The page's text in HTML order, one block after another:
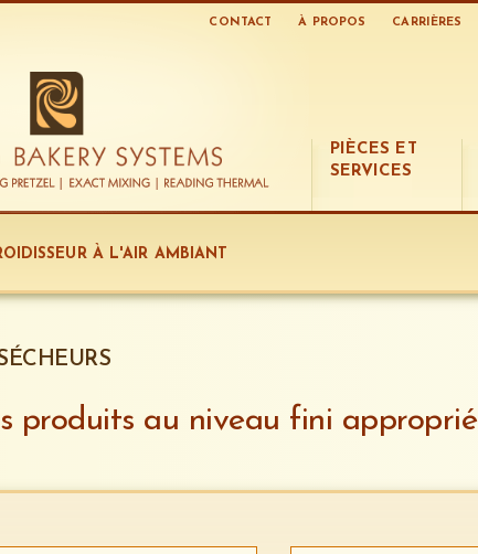
CONTACT À PROPOS CARRIÈRES
PIÈCES ET
SERVICES
À L'AIR AMBIANT
produits au niveau fini approprié